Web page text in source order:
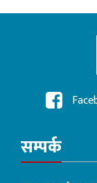
सम्पर्क